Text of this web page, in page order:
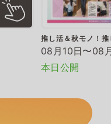
推し活＆秋モノ！
08月10日〜08
本日公開